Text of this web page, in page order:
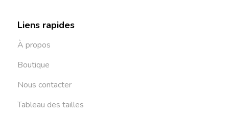
Liens rapides
À propos
Boutique
Nous contacter
Tableau des tailles